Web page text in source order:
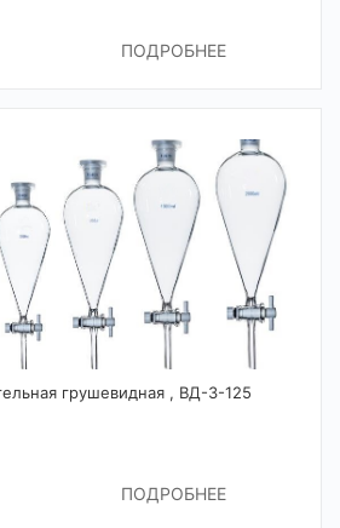
ПОДРОБНЕЕ
грушевидная , ВД-3-125
ПОДРОБНЕЕ